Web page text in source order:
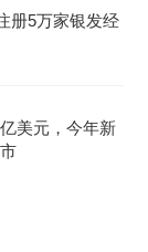
册5万家银发经
美元，今年新